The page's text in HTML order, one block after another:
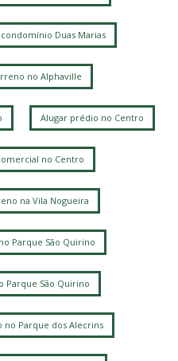
Duas Marias
no Alphaville
Alugar prédio no Centro
no Centro
na Vila Nogueira
Parque São Quirino
Parque São Quirino
Parque dos Alecrins